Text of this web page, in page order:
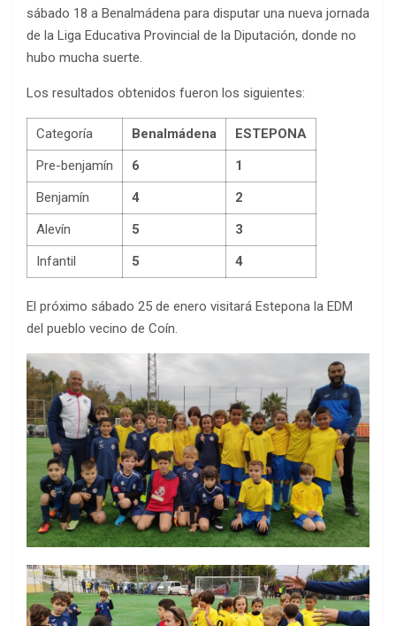
sábado 18 a Benalmádena para disputar una nueva jornada
de la Liga Educativa Provincial de la Diputación, donde no
hubo mucha suerte.
Los resultados obtenidos fueron los siguientes:
Categoría Benalmádena
ESTEPONA
Pre-benjamín
6
1
Benjamín
4
2
Alevín
5
3
Infantil
5 4
El próximo sábado 25 de enero visitará Estepona la EDM
del pueblo vecino de Coín.